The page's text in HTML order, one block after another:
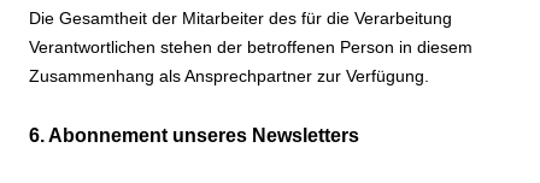
Die Gesamtheit der Mitarbeiter des für die Verarbeitung
Verantwortlichen stehen der betroffenen Person in diesem
Zusammenhang als Ansprechpartner zur Verfügung.
6. Abonnement unseres Newsletters